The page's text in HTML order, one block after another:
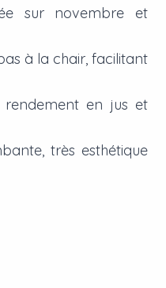
sur novembre et
à la chair, facilitant
rendement en jus et
très esthétique